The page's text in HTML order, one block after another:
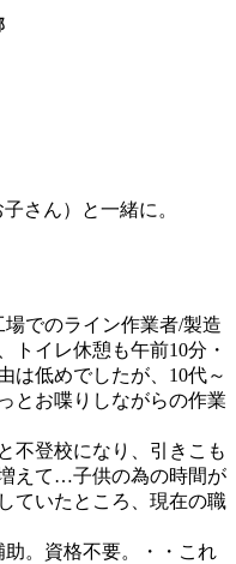
さん）と一緒に。
でのライン作業者/製造
トイレ休憩も午前10分・
は低めでしたが、10代～
とお喋りしながらの作業
不登校になり、引きこも
えて…子供の為の時間が
ていたところ、現在の職
助。資格不要。・・これ